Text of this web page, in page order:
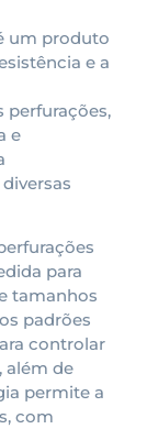
um produto
e a
perfurações,
e
para
tamanhos
padrões
controlar
além de
permite a
com